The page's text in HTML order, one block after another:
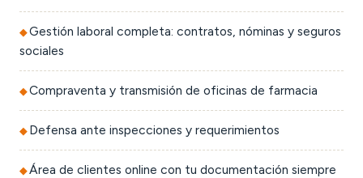
Gestión laboral completa: contratos, nóminas y seguros
sociales
Compraventa y transmisión de oficinas de farmacia
Defensa ante inspecciones y requerimientos
Área de clientes online con tu documentación siempre